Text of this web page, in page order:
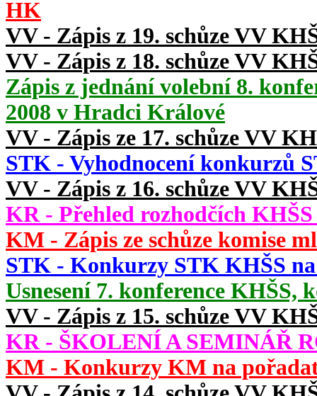
HK
VV - Zápis z 19. schůze VV
VV - Zápis z 18. schůze VV
Zápis z jednání volební 8.
2008 v Hradci Králové
VV - Zápis ze 17. schůze VV
STK - Vyhodnocení konkurzů
VV - Zápis z 16. schůze VV
KR - Přehled rozhodčích KHŠS
KM - Zápis ze schůze komise
STK - Konkurzy STK KHŠS na
Usnesení 7. konference
VV - Zápis z 15. schůze VV
KR - ŠKOLENÍ A SEMINÁŘ
KM - Konkurzy KM na